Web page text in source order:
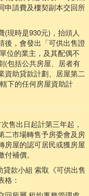
申請費及樓契副本交回所
(現時是930元)，抬頭人
後，會發出「可供出售證
位的業主，及其配偶不
(包括公共房屋、居者有
資助貸款計劃、居屋第二
下的任何房屋資助計
售出日起計第三年起，
二市場轉售予房委會及房
房屋的認可居民或獲房屋
補價。
款小組 索取《可供出售
格：